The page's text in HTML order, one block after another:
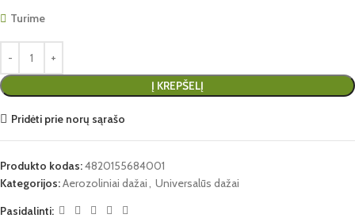
Turime
Į KREPŠELĮ
Pridėti prie norų sąrašo
Produkto kodas:4820155684001
Kategorijos:Aerozoliniai dažai, Universalūs dažai
Pasidalinti: